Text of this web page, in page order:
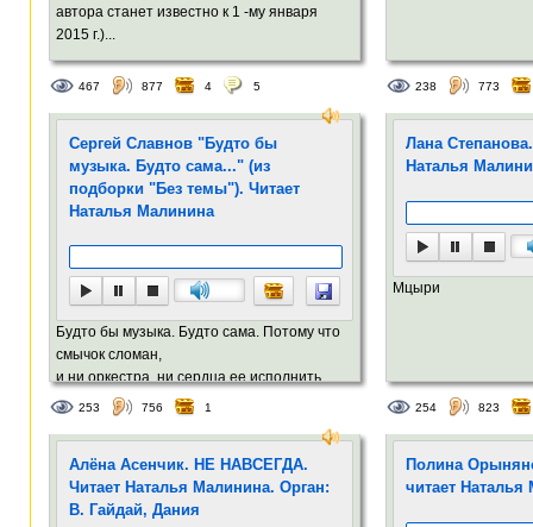
автора станет известно к 1 -му января
2015 г.)...
467 877 4 5 238 773
Сергей Славнов "Будто бы
музыка. Будто сама..." (из
подборки "Без темы"). Читает
Наталья Малинина
Будто бы музыка. Будто сама. Потому что
смычок сломан,
и ни оркестра, ни сердца ее исполнить....
253 756 1
Лана
Наталья
Мцыри
254 823
Алёна Асенчик. НЕ НАВСЕГДА.
Читает Наталья Малинина. Орган:
В. Гайдай, Дания
Полина
читает Наталья